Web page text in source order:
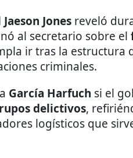
Jaeson Jones reveló
al secretario sobre el
ir tras la estructura
criminales.
García Harfuch si el
delictivos,
logísticos que